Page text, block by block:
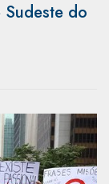
do